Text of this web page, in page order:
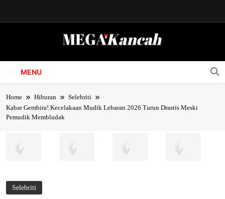
Mega Kancah
MENU
Home Hiburan
Selebriti
Kabar Gembira! Kecelakaan Mudik Lebaran 2026 Turun Drastis Meski
Pemudik Membludak
Selebriti